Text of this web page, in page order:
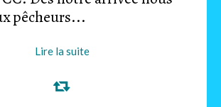
pêcheurs...
Lire la suite